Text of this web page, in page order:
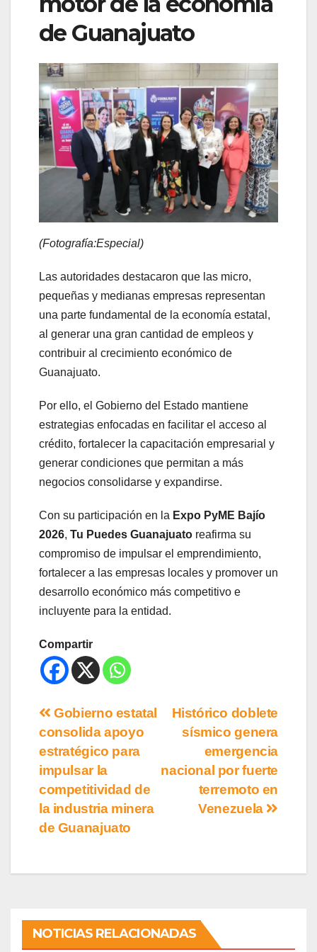
de Guanajuato
(Fotografía:Especial)
Las autoridades destacaron que las micro,
pequeñas y medianas empresas representan
una parte fundamental de la economía estatal,
al generar una gran cantidad de empleos y
contribuir al crecimiento económico de
Guanajuato.
Por ello, el Gobierno del Estado mantiene
estrategias enfocadas en facilitar el acceso al
crédito, fortalecer la capacitación empresarial y
generar condiciones que permitan a más
negocios consolidarse y expandirse.
Con su participación en la Expo PyME Bajío
2026, Tu Puedes Guanajuato reafirma su
compromiso de impulsar el emprendimiento,
fortalecer a las empresas locales y promover un
desarrollo económico más competitivo e
incluyente para la entidad.
Compartir
Histórico doblete
sísmico genera
emergencia
nacional por fuerte
terremoto en
Venezuela
Gobierno estatal
consolida apoyo
estratégico para
impulsar la
competitividad de
la industria minera
de Guanajuato
NOTICIAS RELACIONADAS